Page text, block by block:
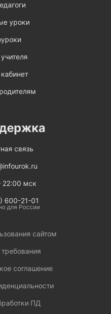
уроки
связь
22:00 мск
600-21-01
для России
сайтом
соглашение
ПД